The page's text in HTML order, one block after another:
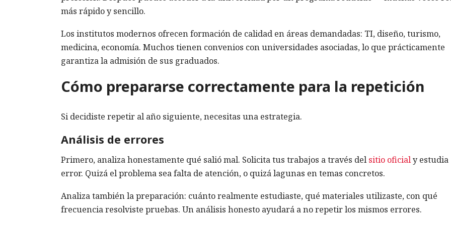
más rápido y sencillo.
Los institutos modernos ofrecen formación de calidad en áreas demandadas: TI, diseño, turismo,
medicina, economía. Muchos tienen convenios con universidades asociadas, lo que prácticamente
garantiza la admisión de sus graduados.
Cómo prepararse correctamente para la repetición
Si decidiste repetir al año siguiente, necesitas una estrategia.
Análisis de errores
Primero, analiza honestamente qué salió mal. Solicita tus trabajos a través del sitio oficialy estudia
error. Quizá el problema sea falta de atención, o quizá lagunas en temas concretos.
Analiza también la preparación: cuánto realmente estudiaste, qué materiales utilizaste, con qué
frecuencia resolviste pruebas. Un análisis honesto ayudará a no repetir los mismos errores.